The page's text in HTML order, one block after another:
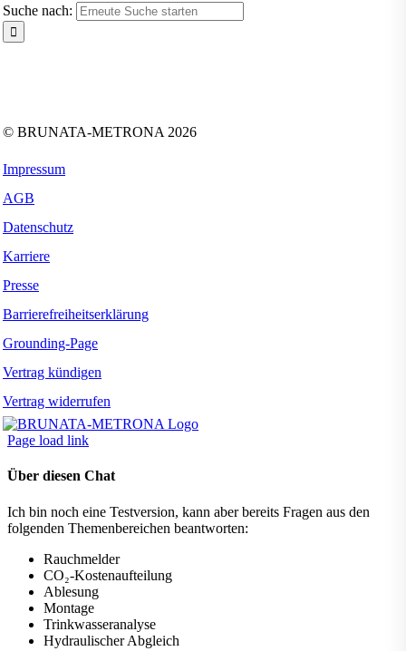
Suche nach:
© BRUNATA-METRONA 2026
Impressum
AGB
Datenschutz
Karriere
Presse
Barrierefreiheitserklärung
Grounding-Page
Vertrag kündigen
Vertrag widerrufen
Page load link
Über diesen Chat
Ich bin noch eine Testversion, kann aber bereits Fragen aus den
folgenden Themenbereichen beantworten:
Rauchmelder
CO₂-Kostenaufteilung
Ablesung
Montage
Trinkwasseranalyse
Hydraulischer Abgleich